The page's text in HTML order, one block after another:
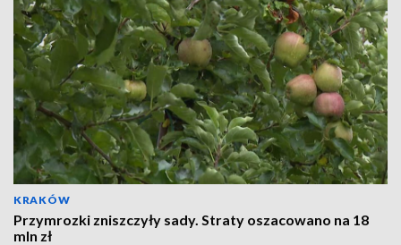
KRAKÓW
Przymrozki zniszczyły sady. Straty oszacowano na 18
mln zł